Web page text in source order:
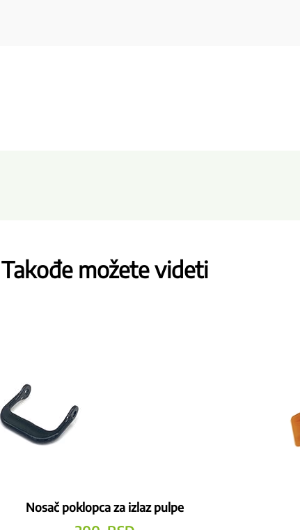
Takođe možete videti
Nosač poklopca za izlaz pulpe